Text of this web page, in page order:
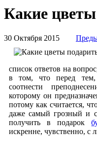
Какие
30 Октября 2015
список ответов на
в том, что перед тем,
соотнести
которому он
потому как считается,
даже самый грозный и
получить в подарок
искренне, чувственно, с